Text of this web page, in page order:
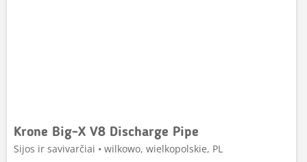
Krone Big-X V8 Discharge Pipe
Sijos ir savivarčiai • wilkowo, wielkopolskie, PL